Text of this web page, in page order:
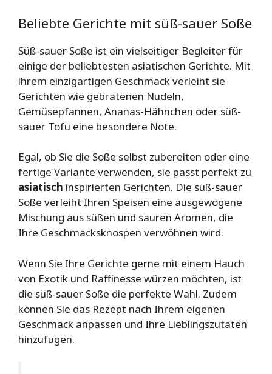
Beliebte Gerichte mit süß-sauer Soße
Süß-sauer Soße ist ein vielseitiger Begleiter für
einige der beliebtesten asiatischen Gerichte. Mit
ihrem einzigartigen Geschmack verleiht sie
Gerichten wie gebratenen Nudeln,
Gemüsepfannen, Ananas-Hähnchen oder süß-
sauer Tofu eine besondere Note.
Egal, ob Sie die Soße selbst zubereiten oder eine
fertige Variante verwenden, sie passt perfekt zu
asiatisch inspirierten Gerichten. Die süß-sauer
Soße verleiht Ihren Speisen eine ausgewogene
Mischung aus süßen und sauren Aromen, die
Ihre Geschmacksknospen verwöhnen wird.
Wenn Sie Ihre Gerichte gerne mit einem Hauch
von Exotik und Raffinesse würzen möchten, ist
die süß-sauer Soße die perfekte Wahl. Zudem
können Sie das Rezept nach Ihrem eigenen
Geschmack anpassen und Ihre Lieblingszutaten
hinzufügen.